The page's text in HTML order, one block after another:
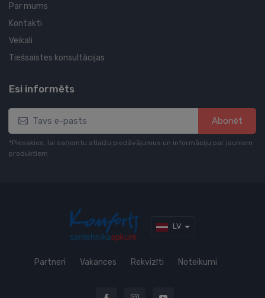
Par mums
Kontakti
Veikali
Tiešsaistes konsultācijas
Esi informēts
Abonēt
*Piesakies, lai saņemtu atlaižu piedāvājumus un informāciju par jauniem
produktiem
LV
Partneri Vakances Rekvizīti Noteikumi